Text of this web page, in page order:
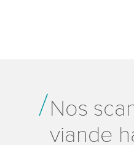
Nos
viande